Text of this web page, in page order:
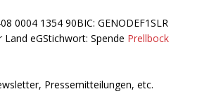
0004 1354 90BIC: GENODEF1SLR
Land eGStichwort: Spende Prellbock
Pressemitteilungen, etc.